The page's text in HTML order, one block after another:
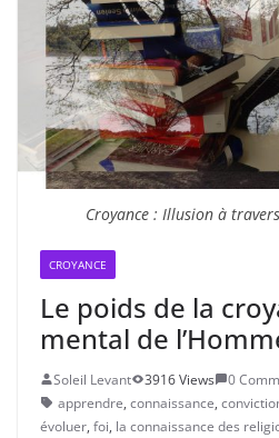
Croyance : Illusion à
CROYANCE
Le poids de la
mental de
Soleil Levant 3916 Views
0
apprendre, connaissance,
évoluer, foi, la connaissance des